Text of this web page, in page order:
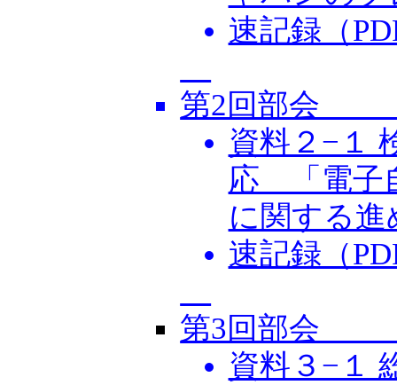
速記録（
第2回部会
資料２−１
応 「電子
に関する進
速記録（
第3回部会
資料３−１